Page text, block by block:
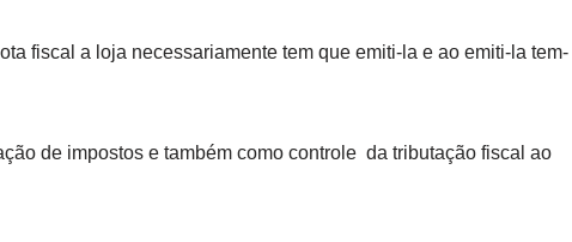
fiscal a loja necessariamente tem que emiti-la e ao emiti-la tem-
de impostos e também como controle da tributação fiscal ao